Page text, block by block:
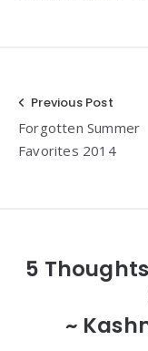
Previous Post
Forgotten Summer
Favorites 2014
5
~